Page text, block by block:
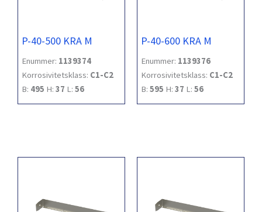
P-40-500 KRA M
Enummer: 1139374
Korrosivitetsklass: C1-C2
B: 495 H: 37 L: 56
P-40-600 KRA M
Enummer: 1139376
Korrosivitetsklass: C1-C2
B: 595 H: 37 L: 56